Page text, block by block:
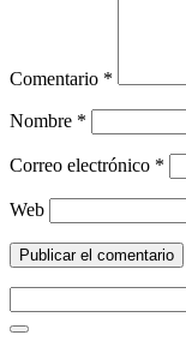
Comentario *
Nombre *
Correo electrónico *
Web